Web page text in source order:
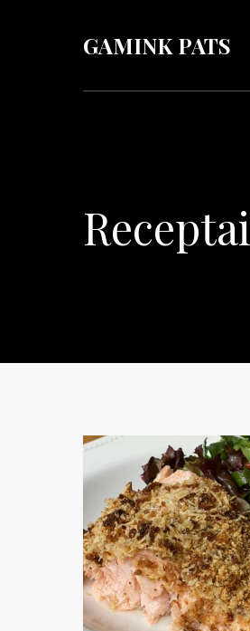
GAMINK PATS
Receptai